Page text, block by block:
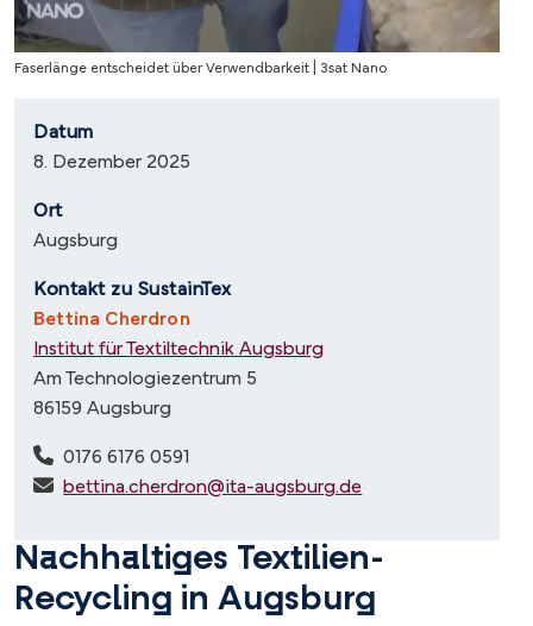
Caption
Faserlänge entscheidet über Verwendbarkeit | 3sat Nano
Datum
8. Dezember 2025
Ort
Augsburg
Kontakt zu SustainTex
Bettina Cherdron
Institut für Textiltechnik Augsburg
Am Technologiezentrum 5
86159 Augsburg
0176 6176 0591
bettina.cherdron@ita-augsburg.de
Nachhaltiges Textilien-
Recycling in Augsburg